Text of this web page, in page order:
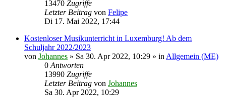
13470 Zugriffe
Letzter Beitrag von Felipe
Di 17. Mai 2022, 17:44
Kostenloser Musikunterricht in Luxemburg! Ab dem
Schuljahr 2022/2023
von Johannes » Sa 30. Apr 2022, 10:29 » in Allgemein (ME)
0 Antworten
13990 Zugriffe
Letzter Beitrag von Johannes
Sa 30. Apr 2022, 10:29